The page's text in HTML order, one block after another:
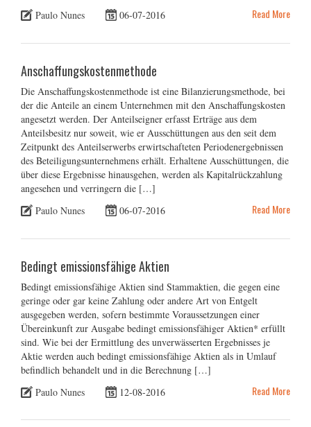
Paulo Nunes
06-07-2016 Read More
Anschaffungskostenmethode
Die Anschaffungskostenmethode ist eine Bilanzierungsmethode, bei
der die Anteile an einem Unternehmen mit den Anschaffungskosten
angesetzt werden. Der Anteilseigner erfasst Erträge aus dem
Anteilsbesitz nur soweit, wie er Ausschüttungen aus den seit dem
Zeitpunkt des Anteilserwerbs erwirtschafteten Periodenergebnissen
des Beteiligungsunternehmens erhält. Erhaltene Ausschüttungen, die
über diese Ergebnisse hinausgehen, werden als Kapitalrückzahlung
angesehen und verringern die […]
Paulo Nunes
06-07-2016 Read More
Bedingt emissionsfähige Aktien
Bedingt emissionsfähige Aktien sind Stammaktien, die gegen eine
geringe oder gar keine Zahlung oder andere Art von Entgelt
ausgegeben werden, sofern bestimmte Voraussetzungen einer
Übereinkunft zur Ausgabe bedingt emissionsfähiger Aktien* erfüllt
sind. Wie bei der Ermittlung des unverwässerten Ergebnisses je
Aktie werden auch bedingt emissionsfähige Aktien als in Umlauf
befindlich behandelt und in die Berechnung […]
Paulo Nunes
12-08-2016 Read More